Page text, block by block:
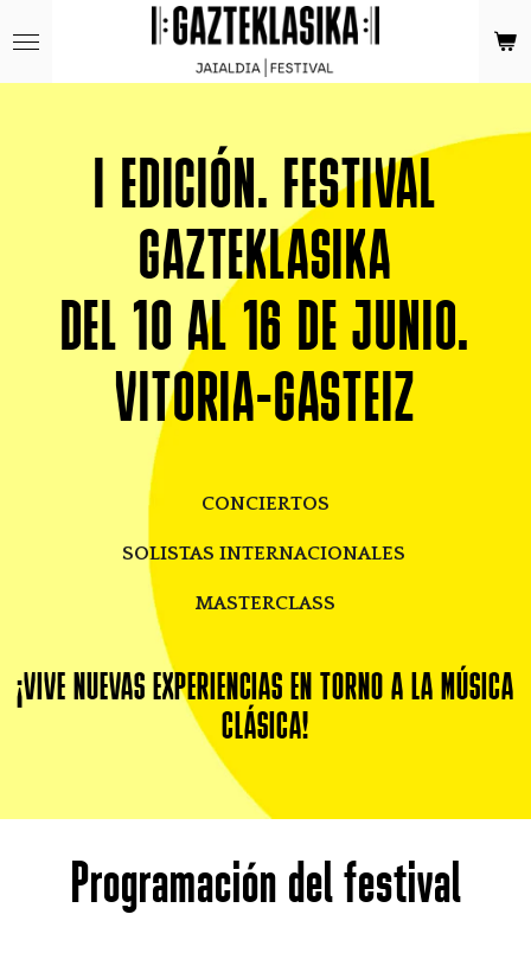
al
contenido
I EDICIÓN. FESTIVAL
GAZTEKLASIKA
DEL 10 AL 16 DE JUNIO.
VITORIA-GASTEIZ
CONCIERTOS
SOLISTAS INTERNACIONALES
MASTERCLASS
¡VIVE NUEVAS EXPERIENCIAS EN TORNO A LA MÚSICA
CLÁSICA!
Programación del festival